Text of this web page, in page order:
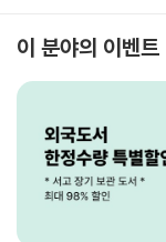
이 분야의 이벤트